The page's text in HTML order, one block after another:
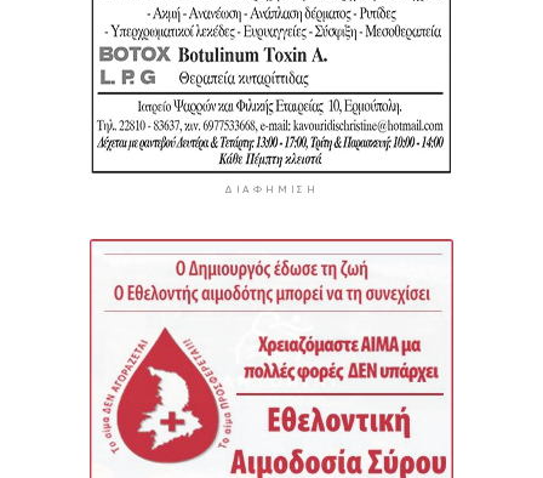
ΔΙΑΦΉΜΙΣΗ